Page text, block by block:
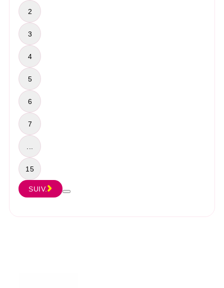
2
3
4
5
6
7
15
SUIV.